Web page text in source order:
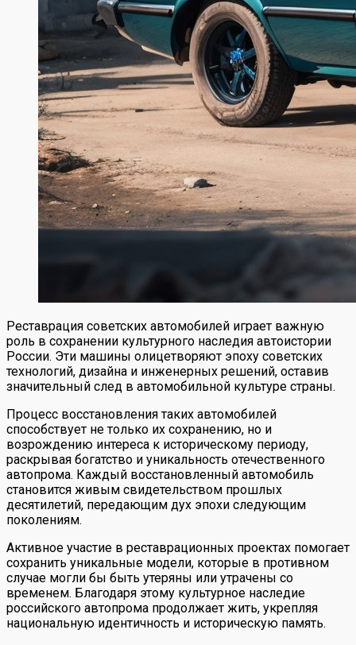
Реставрация советских автомобилей играет важную
роль в сохранении культурного наследия автоистории
России. Эти машины олицетворяют эпоху советских
технологий, дизайна и инженерных решений, оставив
значительный след в автомобильной культуре страны.
Процесс восстановления таких автомобилей
способствует не только их сохранению, но и
возрождению интереса к историческому периоду,
раскрывая богатство и уникальность отечественного
автопрома. Каждый восстановленный автомобиль
становится живым свидетельством прошлых
десятилетий, передающим дух эпохи следующим
поколениям.
Активное участие в реставрационных проектах помогает
сохранить уникальные модели, которые в противном
случае могли бы быть утеряны или утрачены со
временем. Благодаря этому культурное наследие
российского автопрома продолжает жить, укрепляя
национальную идентичность и историческую память.